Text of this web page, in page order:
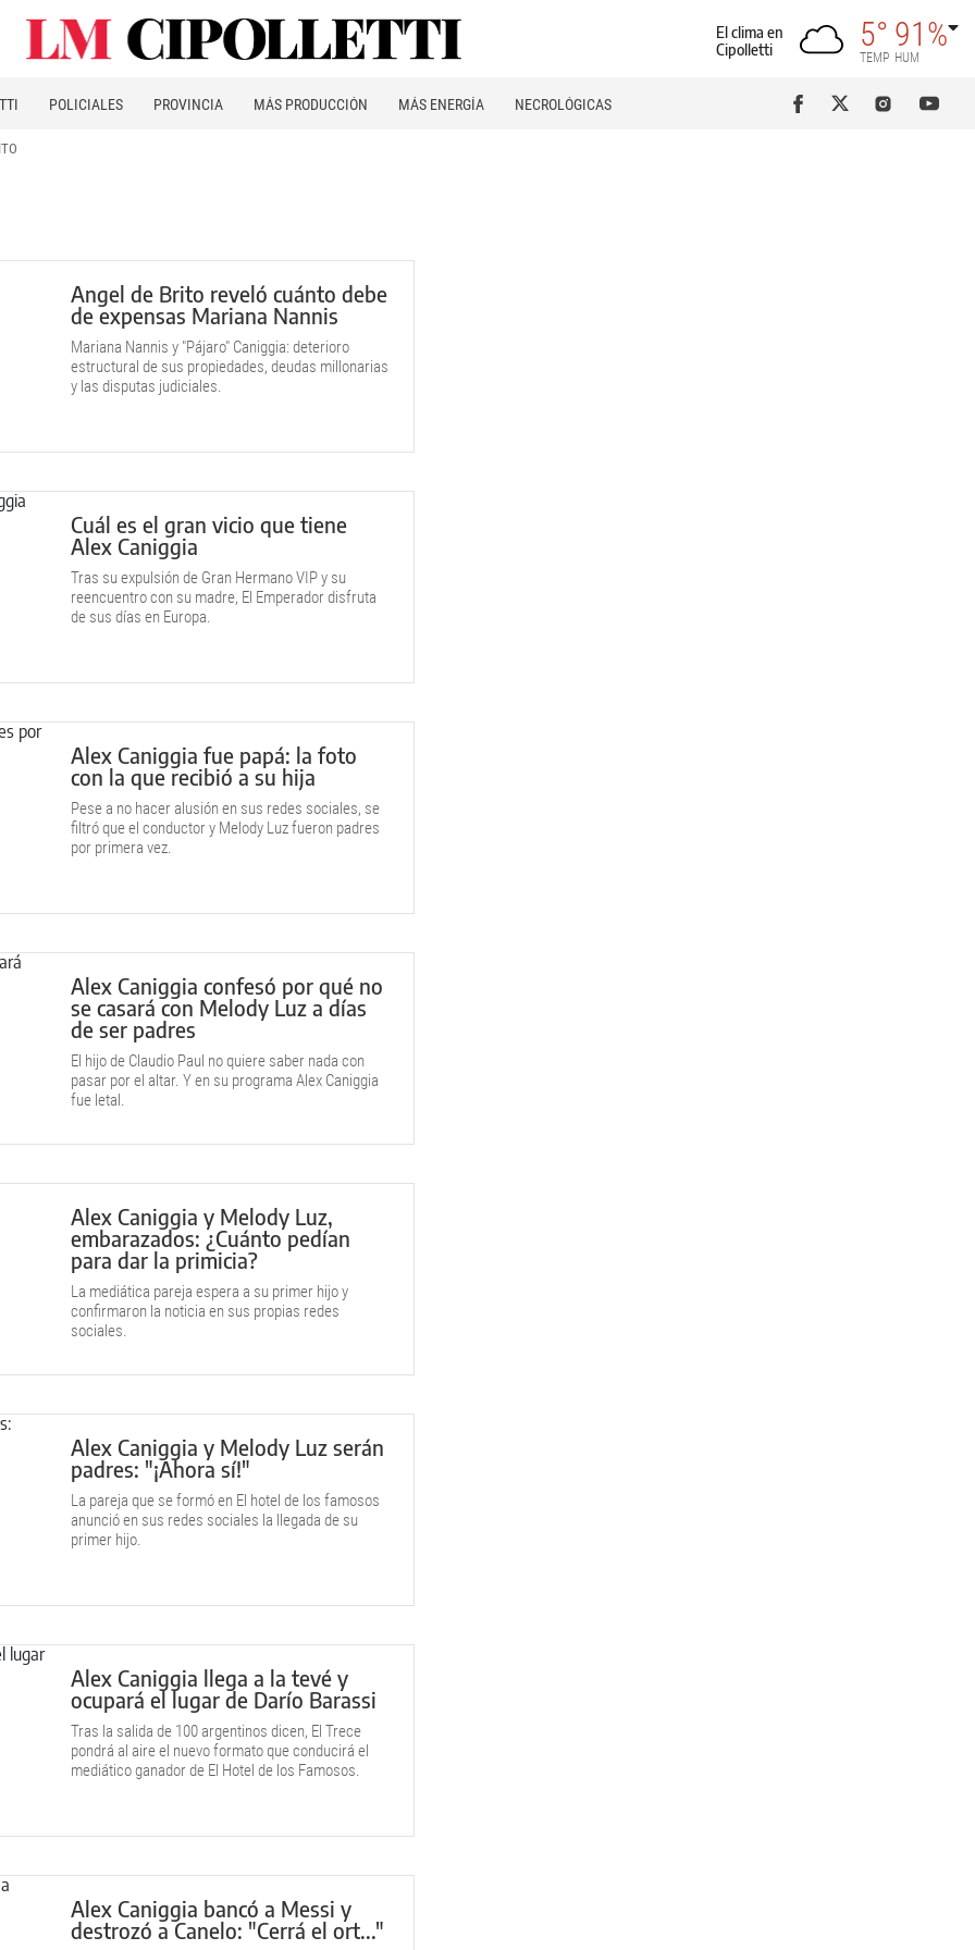
El clima en
Cipolletti
5°
TEMP
91%
HUM
POLICIALES PROVINCIA MÁS PRODUCCIÓN MÁS ENERGÍA NECROLÓGICAS
Angel de Brito reveló cuánto debe
de expensas Mariana Nannis
Mariana Nannis y "Pájaro" Caniggia: deterioro
estructural de sus propiedades, deudas millonarias
y las disputas judiciales.
Cuál es el gran vicio que tiene
Alex Caniggia
Tras su expulsión de Gran Hermano VIP y su
reencuentro con su madre, El Emperador disfruta
de sus días en Europa.
Alex Caniggia fue papá: la foto
con la que recibió a su hija
Pese a no hacer alusión en sus redes sociales, se
filtró que el conductor y Melody Luz fueron padres
por primera vez.
Alex Caniggia confesó por qué no
se casará con Melody Luz a días
de ser padres
El hijo de Claudio Paul no quiere saber nada con
pasar por el altar. Y en su programa Alex Caniggia
fue letal.
Alex Caniggia y Melody Luz,
embarazados: ¿Cuánto pedían
para dar la primicia?
La mediática pareja espera a su primer hijo y
confirmaron la noticia en sus propias redes
sociales.
Alex Caniggia y Melody Luz serán
padres: "¡Ahora sí!"
La pareja que se formó en El hotel de los famosos
anunció en sus redes sociales la llegada de su
primer hijo.
Alex Caniggia llega a la tevé y
ocupará el lugar de Darío Barassi
Tras la salida de 100 argentinos dicen, El Trece
pondrá al aire el nuevo formato que conducirá el
mediático ganador de El Hotel de los Famosos.
Alex Caniggia bancó a Messi y
destrozó a Canelo: "Cerrá el ort..."